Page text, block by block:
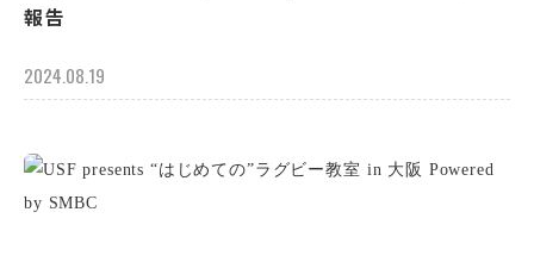
報告
2024.08.19